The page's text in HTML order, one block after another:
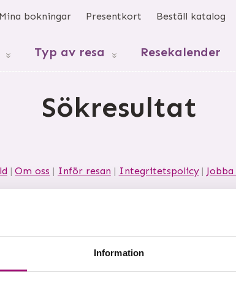
Information
Mina bokningar Presentkort Beställ katalog
Typ av resa Resekalender
Sökresultat
Om oss Inför resan Integritetspolicy Jobba
532 40 Skara Telefon0511-34 66 60 Org nr